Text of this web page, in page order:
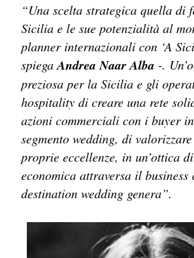
“Una scelta strategica quella di
Sicilia e le sue potenzialità al
planner internazionali con ‘A
spiega Andrea Naar Alba -.
preziosa per la Sicilia e gli
hospitality di creare una rete
azioni commerciali con i buyer
segmento wedding, di
proprie eccellenze, in un’ottica
economica attraversa il
destination wedding genera”.